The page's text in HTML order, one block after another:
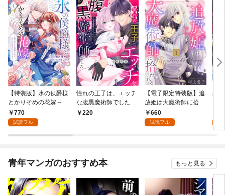
【特装版】氷の侯爵様
とかりそめの花嫁～愛
のない王命婚なのに、
なぜか溺愛されてます
770
試読フル
憧れの王子は、エッチ
な腹黒魔術師でした～
閨指導係なのに、彼の
220
【電子限定特装版】追
放姫は大魔術師に拾わ
れる（１）【描き下ろ
し漫画付き】
660
試読フル
身
青年マンガのおすすめ本 もっと見る